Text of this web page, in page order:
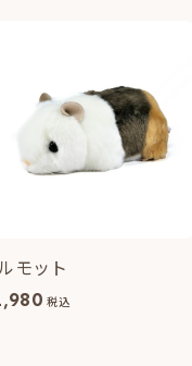
モット
税込